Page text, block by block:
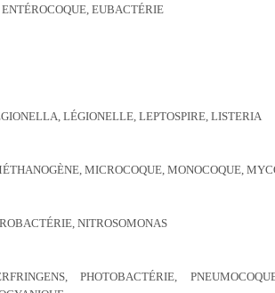
EUBACTÉRIE
LÉGIONELLE, LEPTOSPIRE, LISTERIA
MICROCOQUE, MONOCOQUE,
NITROSOMONAS
PHOTOBACTÉRIE,